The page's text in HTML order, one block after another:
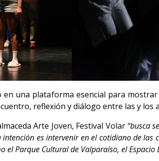
en una plataforma esencial para
reflexión y diálogo entre las y los
Arte Joven, Festival Volar “busca
es intervenir en el cotidiano de
Parque Cultural de Valparaíso, el Espacio